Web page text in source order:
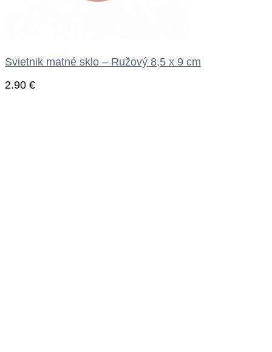
Svietnik matné sklo – Ružový 8,5 x 9 cm
2.90 €